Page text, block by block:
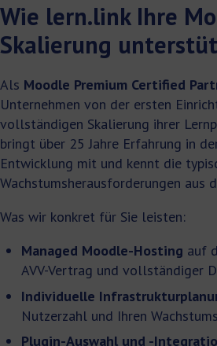
Wie lern.link Ihre
Skalierung
Als Moodle Premium Certified
Unternehmen von der ersten
vollständigen Skalierung ihrer
bringt über 25 Jahre Erfahrung in
Entwicklung mit und kennt die
Wachstumsherausforderungen aus
Was wir konkret für Sie leisten:
Managed Moodle-Hosting auf
AVV-Vertrag und vollständiger
Individuelle
Nutzerzahl und Ihren
Plugin-Auswahl und -